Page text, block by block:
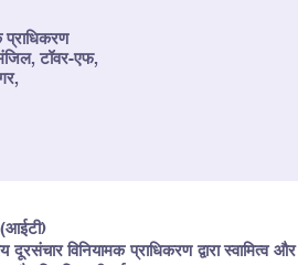
प्राधिकरण
टॉवर-एफ,
दूरसंचार विनियामक प्राधिकरण द्वारा स्वामित्व और